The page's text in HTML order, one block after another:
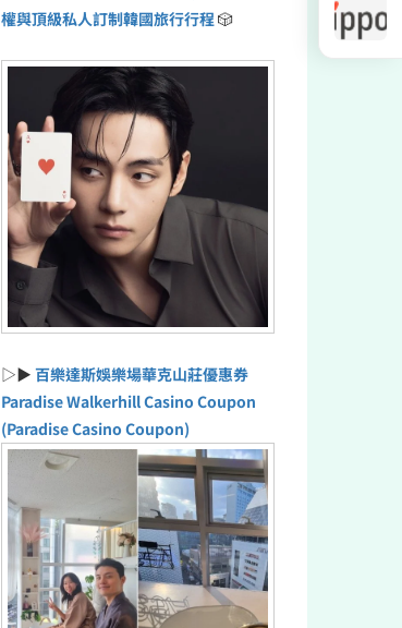
權與頂級私人訂制韓國旅行行程🎲
▷▶百樂達斯娛樂場華克山莊優惠券
Paradise Walkerhill Casino Coupon
(Paradise Casino Coupon)